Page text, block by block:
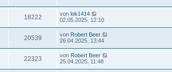
18222 von lok1414
02.05.2025, 12:10
20539 von Robert Beer
26.04.2025, 13:44
22323 von Robert Beer
25.04.2025, 11:48